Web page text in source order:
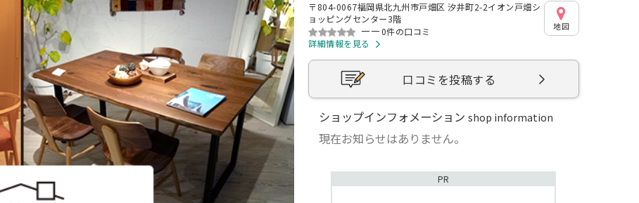
〒804-0067福岡県北九州市戸畑区 汐井町2-2イオン戸畑シ
ョッピングセンター3階
ーー0件の口コミ
詳細情報を見る
地図
口コミを投稿する
ショップインフォメーションshop information
現在お知らせはありません。
PR